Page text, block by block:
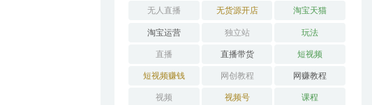
无人直播 无货源开店 淘宝天猫
淘宝运营 独立站 玩法
直播 直播带货 短视频
短视频赚钱 网创教程 网赚教程
视频 视频号 课程